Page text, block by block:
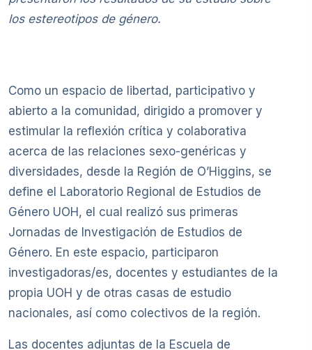
los estereotipos de género.
Como un espacio de libertad, participativo y
abierto a la comunidad, dirigido a promover y
estimular la reflexión crítica y colaborativa
acerca de las relaciones sexo-genéricas y
diversidades, desde la Región de O’Higgins, se
define el Laboratorio Regional de Estudios de
Género UOH, el cual realizó sus primeras
Jornadas de Investigación de Estudios de
Género. En este espacio, participaron
investigadoras/es, docentes y estudiantes de la
propia UOH y de otras casas de estudio
nacionales, así como colectivos de la región.
Las docentes adjuntas de la Escuela de